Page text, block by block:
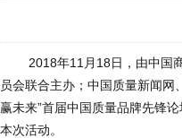
2018年11月18日，由中国商
员会联合主办；中国质量新闻
赢未来”首届中国质量品牌先锋
本次活动。